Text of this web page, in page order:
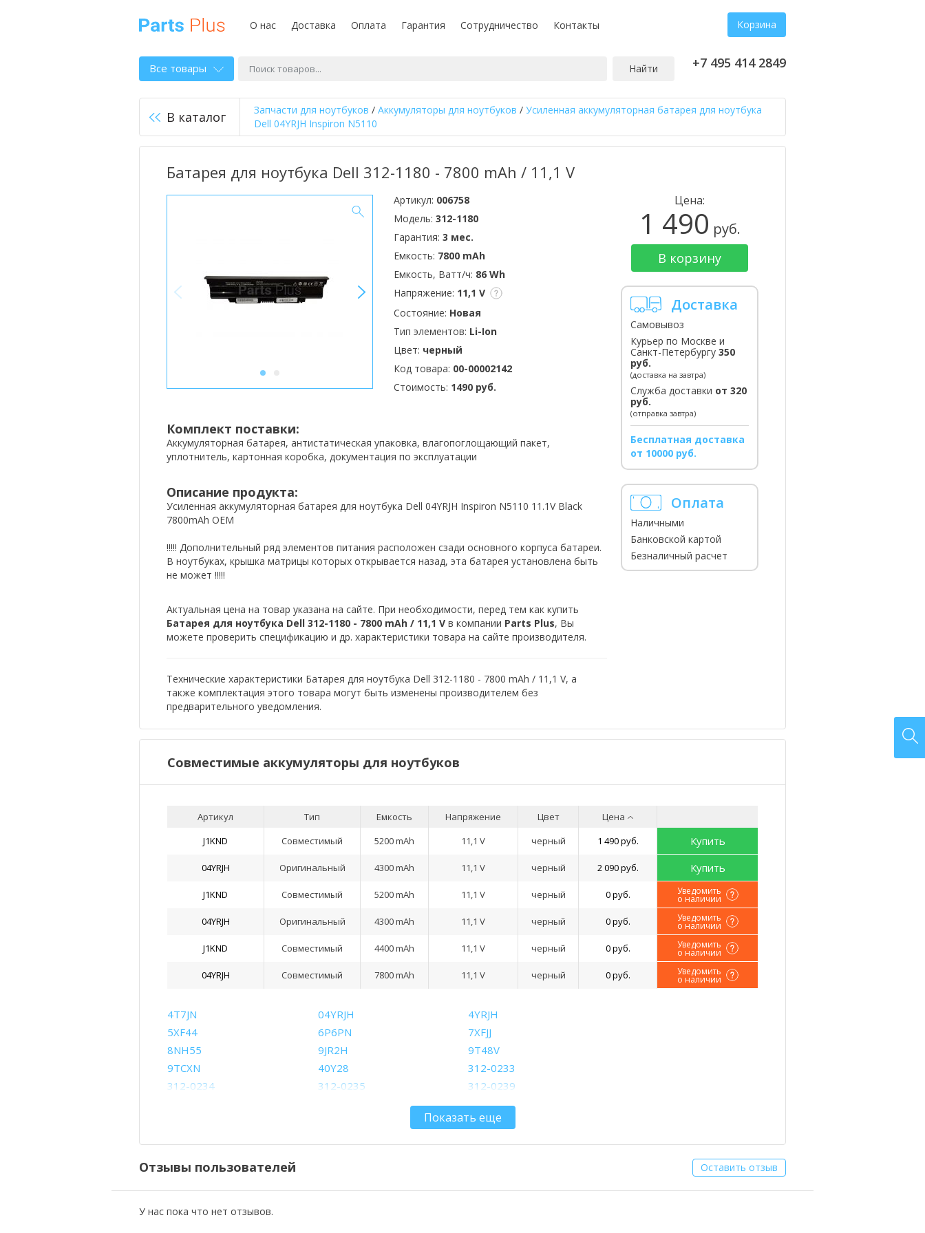
О нас Доставка Оплата Гарантия Сотрудничество Контакты Корзина
Все товары Найти +7 495 414 2849
В каталог Запчасти для ноутбуков / Аккумуляторы для ноутбуков / Усиленная аккумуляторная батарея для ноутбука
Dell 04YRJH Inspiron N5110
Батарея для ноутбука Dell 312-1180 - 7800 mAh / 11,1 V
1
Артикул: 006758
Модель: 312-1180
Гарантия: 3 мес.
Емкость: 7800 mAh
Емкость, Ватт/ч: 86 Wh
Напряжение: 11,1 V
Состояние: Новая
Тип элементов: Li-Ion
Цвет: черный
Код товара: 00-00002142
Стоимость: 1490 руб.
Комплект поставки:
Аккумуляторная батарея, антистатическая упаковка, влагопоглощающий пакет,
уплотнитель, картонная коробка, документация по эксплуатации
Описание продукта:
Усиленная аккумуляторная батарея для ноутбука Dell 04YRJH Inspiron N5110 11.1V Black
7800mAh OEM
!!!!! Дополнительный ряд элементов питания расположен сзади основного корпуса батареи.
В ноутбуках, крышка матрицы которых открывается назад, эта батарея установлена быть
не может !!!!!
Актуальная цена на товар указана на сайте. При необходимости, перед тем как купить
Батарея для ноутбука Dell 312-1180 - 7800 mAh / 11,1 V в компании Parts Plus, Вы
можете проверить спецификацию и др. характеристики товара на сайте производителя.
Технические характеристики Батарея для ноутбука Dell 312-1180 - 7800 mAh / 11,1 V, а
также комплектация этого товара могут быть изменены производителем без
предварительного уведомления.
Цена:
1 490 руб.
В корзину
Доставка
Самовывоз
Курьер по Москве и
Санкт-Петербургу 350
руб.
(доставка на завтра)
Служба доставки от 320
руб.
(отправка завтра)
Бесплатная доставка
от 10000 руб.
Оплата
Наличными
Банковской картой
Безналичный расчет
Совместимые аккумуляторы для ноутбуков
Артикул Тип Емкость Напряжение Цвет
Цена
J1KND
Совместимый 5200 mAh 11,1 V черный 1 490 руб. Купить
04YRJH Оригинальный 4300 mAh 11,1 V черный 2 090 руб. Купить
J1KND Совместимый 5200 mAh 11,1 V черный 0 руб. Уведомить
о наличии
04YRJH Оригинальный 4300 mAh 11,1 V черный 0 руб. Уведомить
о наличии
J1KND Совместимый 4400 mAh 11,1 V черный 0 руб. Уведомить
о наличии
04YRJH Совместимый 7800 mAh 11,1 V черный 0 руб. Уведомить
о наличии
4T7JN 04YRJH
4YRJH
5XF44
6P6PN
7XFJJ
8NH55
9JR2H
9T48V
9TCXN
40Y28
312-0233
312-0234
312-0235
312-0239
312-1200
312-1205
J1KND
PPWT2
W7H3N
WT2P4
YXVK2
Показать еще
Отзывы пользователей Оставить отзыв
У нас пока что нет отзывов.